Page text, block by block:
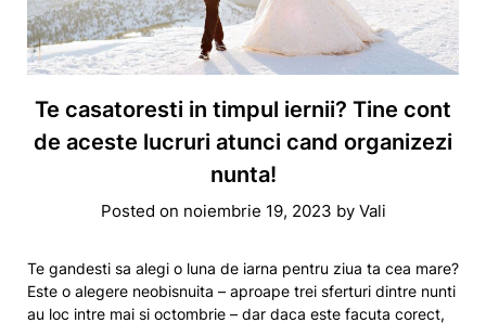
Te casatoresti in timpul iernii? Tine cont
de aceste lucruri atunci cand organizezi
nunta!
Posted on noiembrie 19, 2023 by Vali
Te gandesti sa alegi o luna de iarna pentru ziua ta cea mare?
Este o alegere neobisnuita – aproape trei sferturi dintre nunti
au loc intre mai si octombrie – dar daca este facuta corect,